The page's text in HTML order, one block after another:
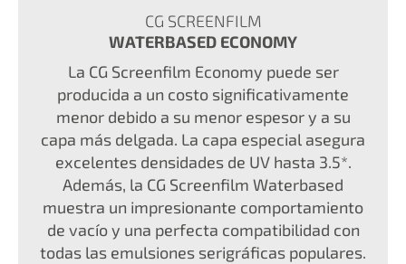
CG SCREENFILM
WATERBASED ECONOMY
La CG Screenfilm Economy puede ser
producida a un costo significativamente
menor debido a su menor espesor y a su
capa más delgada. La capa especial asegura
excelentes densidades de UV hasta 3.5*.
Además, la CG Screenfilm Waterbased
muestra un impresionante comportamiento
de vacío y una perfecta compatibilidad con
todas las emulsiones serigráficas populares.